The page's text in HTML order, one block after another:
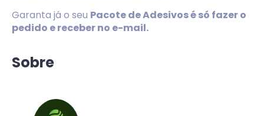
Garanta já o seu Pacote de Adesivos é só fazer o
pedido e receber no e-mail.
Sobre